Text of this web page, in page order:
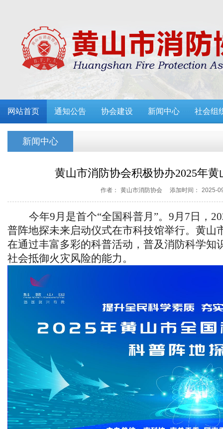
网站首页 通知公告 协会建设 新闻中心 社会组
新闻中心
黄山市消防协会积极协办2025年
作者： 黄山市消防协会 添加时间： 2025-
今年9月是首个“全国科普月”。9月7日，
普阵地探未来启动仪式在市科技馆举行。黄山
在通过丰富多彩的科普活动，普及消防科学知
社会抵御火灾风险的能力。